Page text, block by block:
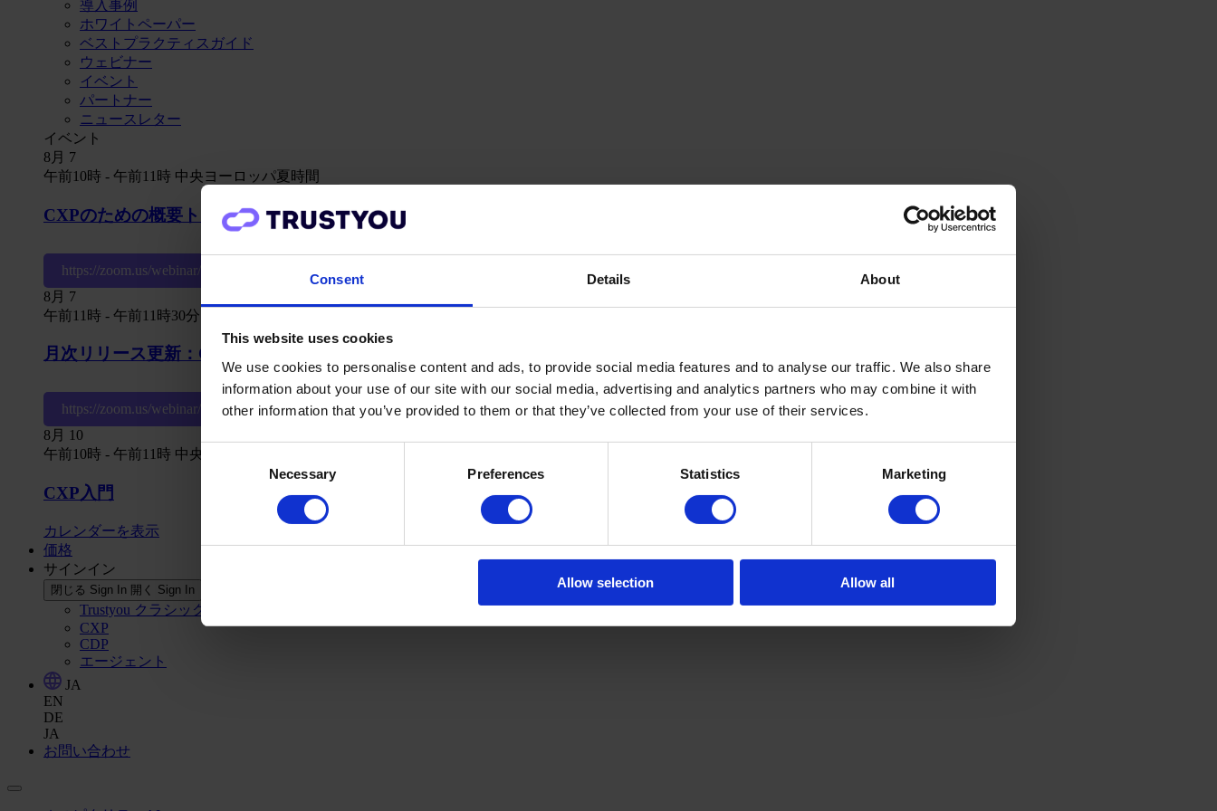
Consent Details About
This website uses cookies
We use cookies to personalise content and ads, to provide social media features and to analyse our traffic. We also share
information about your use of our site with our social media, advertising and analytics partners who may combine it with
other information that you’ve provided to them or that they’ve collected from your use of their services.
Consent
Necessary Preferences Statistics Marketing
Allow selection Allow all
導入事例
ホワイトペーパー
ベストプラクティスガイド
ウェビナー
イベント
パートナー
ニュースレター
イベント
8月 7
午前10時 - 午前11時 中央ヨーロッパ夏時間
CXPのための概要トレーニング
https://zoom.us/webinar/register/WN_tJLCV8_US6S3fGpMyx96hQ
8月 7
午前11時 - 午前11時30分
月次リリース更新：CXPの新機能とは？
https://zoom.us/webinar/register/WN_z5PeWQ1pSieWiEv8TU8RJA
8月
10
午前10時 - 午前11時 中央ヨーロッパ時間
CXP入門
カレンダーを表示
価格
サインイン
閉じる Sign In 開く Sign In
Trustyou クラシック
CXP
CDP
エージェント
JA
EN
DE
JA
お問い合わせ